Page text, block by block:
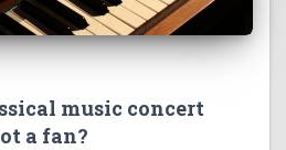
music concert
a fan?